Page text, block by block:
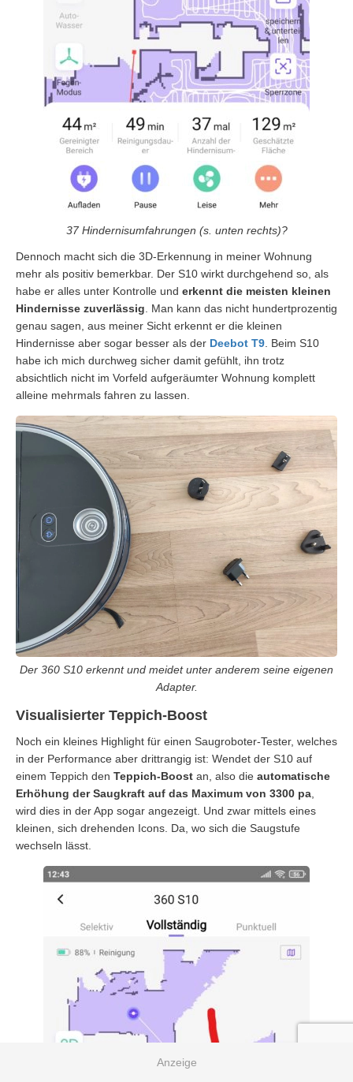
37 Hindernisumfahrungen (s. unten rechts)?
Dennoch macht sich die 3D-Erkennung in meiner Wohnung
mehr als positiv bemerkbar. Der S10 wirkt durchgehend so, als
habe er alles unter Kontrolle und erkennt die meisten kleinen
Hindernisse zuverlässig . Man kann das nicht hundertprozentig
genau sagen, aus meiner Sicht erkennt er die kleinen
Hindernisse aber sogar besser als der Deebot T9 . Beim S10
habe ich mich durchweg sicher damit gefühlt, ihn trotz
absichtlich nicht im Vorfeld aufgeräumter Wohnung komplett
alleine mehrmals fahren zu lassen.
Der 360 S10 erkennt und meidet unter anderem seine eigenen
Adapter.
Visualisierter Teppich-Boost
Noch ein kleines Highlight für einen Saugroboter-Tester, welches
in der Performance aber drittrangig ist: Wendet der S10 auf
einem Teppich den Teppich-Boost an, also die automatische
Erhöhung der Saugkraft auf das Maximum von 3300 pa
wird dies in der App sogar angezeigt. Und zwar mittels eines
kleinen, sich drehenden Icons. Da, wo sich die Saugstufe
wechseln lässt.